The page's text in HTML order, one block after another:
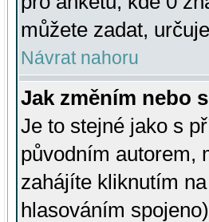
můžete zadat,
Návrat nahoru
Jak změním nebo
Je to stejné jako s
původním autorem,
zahájíte kliknutím
hlasováním